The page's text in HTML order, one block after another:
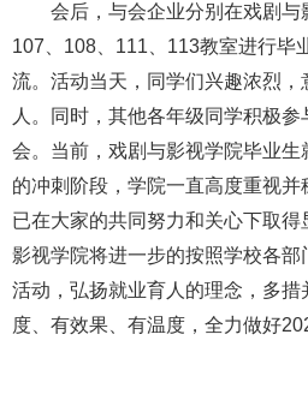
会后，与会企业分别在戏剧与
107、108、111、113教室进行毕
流。活动当天，同学们兴趣浓烈，
人。同时，其他各年级同学积极
会。 当前，戏剧与影视学院毕业
的冲刺阶段，学院一直高度重视
已在大家的共同努力和关心下取
影视学院将进一步的按照学校各部
活动，弘扬就业育人的理念，多
度、有效果、有温度，全力做好